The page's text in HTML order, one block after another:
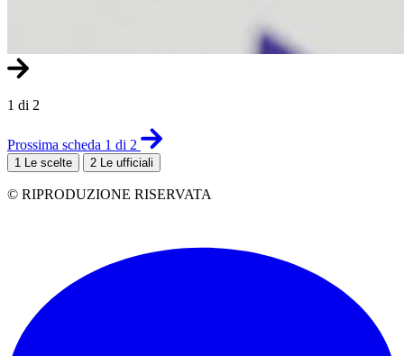
1 di 2
Prossima scheda 1 di 2
1 Le scelte 2 Le ufficiali
© RIPRODUZIONE RISERVATA